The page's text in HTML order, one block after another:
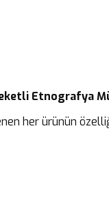
Etnografya
her ürünün